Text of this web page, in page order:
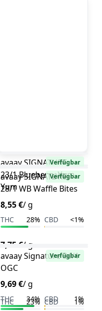
Verfügbar
avaay SIGNATURE
23/1 Blueberry Yum
Yum
7,75 €/ g
THC 23% CBD 1%
Verfügbar
avaay SIGNATURE
28/1 WB Waffle Bites
8,55 €/ g
THC 28% CBD <1%
Verfügbar
avaay Signature 34/1
OGC
9,69 €/ g
THC 34% CBD 1%